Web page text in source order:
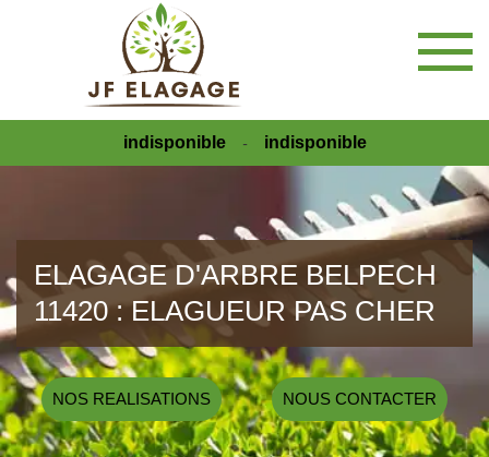
indisponible - indisponible
ELAGAGE D'ARBRE BELPECH
11420 : ELAGUEUR PAS CHER
NOS REALISATIONS NOUS CONTACTER